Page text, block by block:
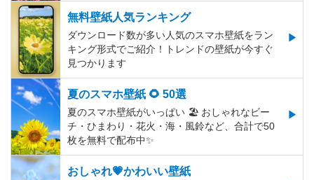
無料壁紙人気ランキング
ダウンロード数が多い人気のスマホ壁紙をラン
キング形式でご紹介！トレンドの壁紙が今すぐ
見つかります
夏のスマホ壁紙 🌻 50選
夏のスマホ壁紙がいっぱい 🏖 おしゃれなビー
チ・ひまわり・花火・海・風鈴など、合計で50
枚を無料で配布中✨
おしゃれ💗かわいい壁紙